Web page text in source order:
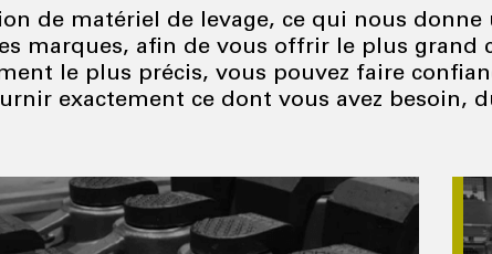
de matériel de levage, ce qui nous donne
marques, afin de vous offrir le plus grand
le plus précis, vous pouvez faire
exactement ce dont vous avez besoin,